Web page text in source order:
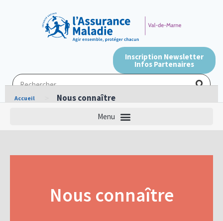
Inscription Newsletter
Infos Partenaires
Accueil Nous connaître
Nous connaître